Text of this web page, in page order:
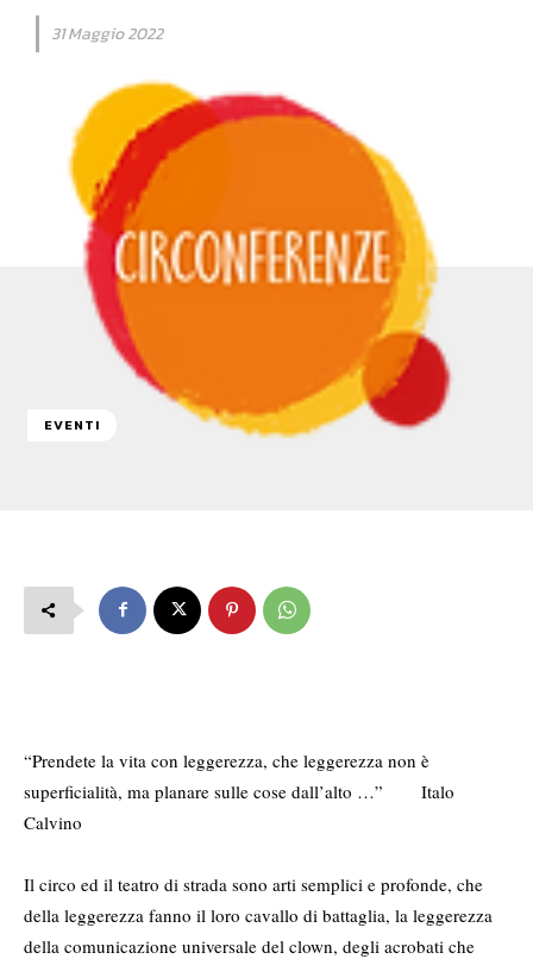
31 Maggio 2022
EVENTI
“Prendete la vita con leggerezza, che leggerezza non è
superficialità, ma planare sulle cose dall’alto …” Italo
Calvino
Il circo ed il teatro di strada sono arti semplici e profonde, che
della leggerezza fanno il loro cavallo di battaglia, la leggerezza
della comunicazione universale del clown, degli acrobati che